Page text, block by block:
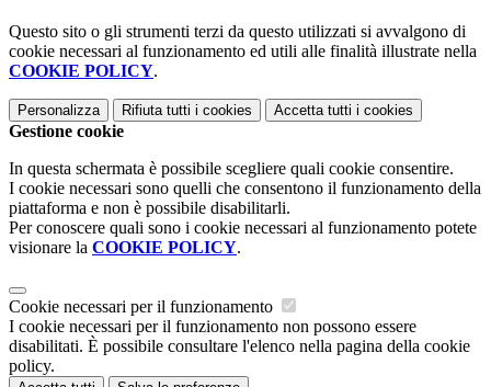
Questo sito o gli strumenti terzi da questo utilizzati si avvalgono di
cookie necessari al funzionamento ed utili alle finalità illustrate nella
COOKIE POLICY.
Personalizza Rifiuta tutti i cookies Accetta tutti i cookies
Gestione cookie
In questa schermata è possibile scegliere quali cookie consentire.
I cookie necessari sono quelli che consentono il funzionamento della
piattaforma e non è possibile disabilitarli.
Per conoscere quali sono i cookie necessari al funzionamento potete
visionare la COOKIE POLICY.
Cookie necessari per il funzionamento
I cookie necessari per il funzionamento non possono essere
disabilitati. È possibile consultare l'elenco nella pagina della cookie
policy.